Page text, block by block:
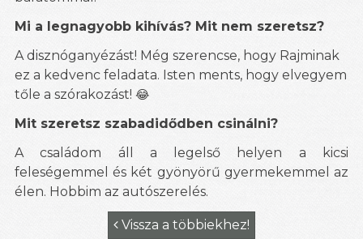
Mi a legnagyobb kihívás? Mit nem szeretsz?
A disznóganyézást! Még szerencse, hogy Rajminak
ez a kedvenc feladata. Isten ments, hogy elvegyem
tőle a szórakozást! 😂
Mit szeretsz szabadidődben csinálni?
A családom áll a legelső helyen a kicsi
feleségemmel és két gyönyörű gyermekemmel az
élen. Hobbim az autószerelés.
 Vissza a többiekhez!